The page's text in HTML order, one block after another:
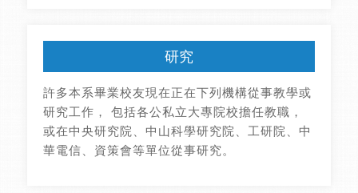
研究
許多本系畢業校友現在正在下列機構從事教學或
研究工作， 包括各公私立大專院校擔任教職，
或在中央研究院、中山科學研究院、工研院、中
華電信、資策會等單位從事研究。